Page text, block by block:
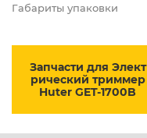
Габариты упаковки
Запчасти для Элект
рический триммер
Huter GET-1700B